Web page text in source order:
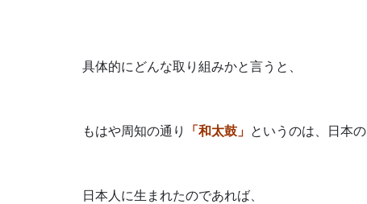
具体的にどんな取り組みかと言うと、
もはや周知の通り 「和太鼓」 というのは、日本の
日本人に生まれたのであれば、